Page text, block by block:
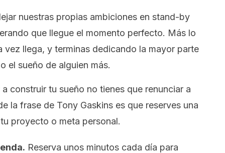
nuestras propias ambiciones en stand-by
que llegue el momento perfecto. Más lo
vez llega, y terminas dedicando la mayor parte
el sueño de alguien más.
construir tu sueño no tienes que renunciar a
la frase de Tony Gaskins es que reserves una
proyecto o meta personal.
Reserva unos minutos cada día para